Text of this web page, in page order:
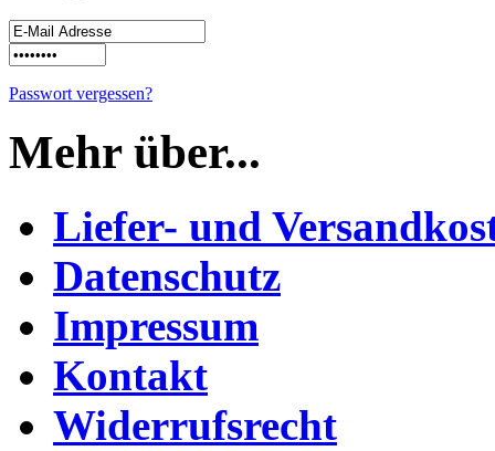
Passwort vergessen?
Mehr über...
Liefer- und
Datenschutz
Impressum
Kontakt
Widerrufsrecht